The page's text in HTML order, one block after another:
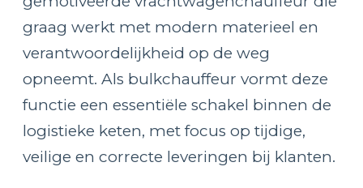
graag werkt met modern materieel en
verantwoordelijkheid op de weg
opneemt. Als bulkchauffeur vormt deze
functie een essentiële schakel binnen de
logistieke keten, met focus op tijdige,
veilige en correcte leveringen bij klanten.